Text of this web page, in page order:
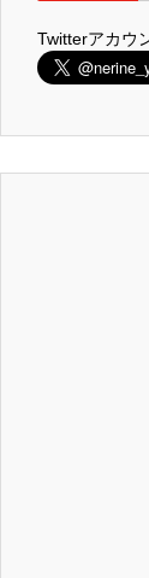
Twitterアカウ